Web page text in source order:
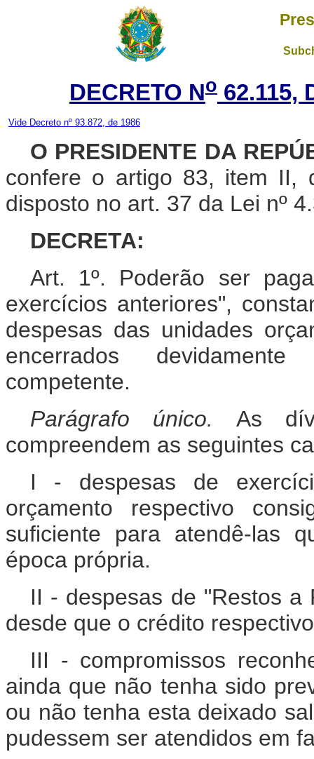
DECRETO No 62.115,
Vide Decreto nº 93.872, de 1986
O PRESIDENTE DA
confere o artigo 83, item II,
disposto no art. 37 da Lei nº
DECRETA:
Art. 1º. Poderão ser
exercícios anteriores",
despesas das unidades
encerrados
competente.
Parágrafo único.As
compreendem as seguintes
I - despesas de
orçamento respectivo
suficiente para atendê-las
época própria.
II - despesas de "Restos a
desde que o crédito
III - compromissos
ainda que não tenha sido
ou não tenha esta deixado
pudessem ser atendidos em